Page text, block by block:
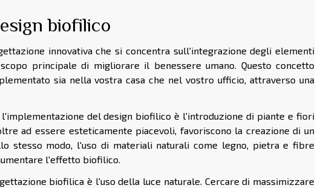
biofilico
innovativa che si concentra sull'integrazione degli elementi
principale di migliorare il benessere umano. Questo concetto
sia nella vostra casa che nel vostro ufficio, attraverso una
del design biofilico è l'introduzione di piante e fiori
ad essere esteticamente piacevoli, favoriscono la creazione di un
stesso modo, l'uso di materiali naturali come legno, pietra e fibre
l'effetto biofilico.
biofilica è l'uso della luce naturale. Cercare di massimizzare